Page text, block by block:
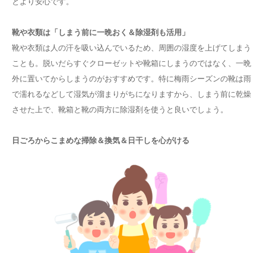
靴や衣類は「しまう前に一晩おく＆除湿剤も活用」
靴や衣類は人の汗を吸い込んでいるため、周囲の湿度を上げてしまう
ことも。脱いだらすぐクローゼットや靴箱にしまうのではなく、一晩
外に置いてからしまうのがおすすめです。特に梅雨シーズンの靴は雨
で濡れるなどして湿気が溜まりがちになりますから、しまう前に乾燥
させた上で、靴箱と靴の両方に除湿剤を使うと良いでしょう。
日ごろからこまめな掃除＆換気＆日干しを心がける